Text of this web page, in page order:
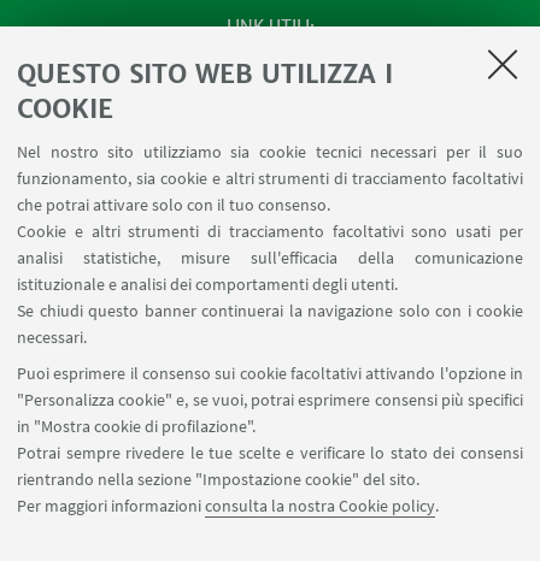
QUESTO SITO WEB UTILIZZA I
COOKIE
Nel nostro sito utilizziamo sia cookie tecnici necessari per il suo
funzionamento, sia cookie e altri strumenti di tracciamento facoltativi
che potrai attivare solo con il tuo consenso.
Cookie e altri strumenti di tracciamento facoltativi sono usati per
analisi statistiche, misure sull'efficacia della comunicazione
istituzionale e analisi dei comportamenti degli utenti.
Se chiudi questo banner continuerai la navigazione solo con i cookie
necessari.
Puoi esprimere il consenso sui cookie facoltativi attivando l'opzione in
"Personalizza cookie" e, se vuoi, potrai esprimere consensi più specifici
in "Mostra cookie di profilazione".
Potrai sempre rivedere le tue scelte e verificare lo stato dei consensi
rientrando nella sezione "Impostazione cookie" del sito.
Per maggiori informazioniconsulta la nostra Cookie policy.
LINK UTILI
Apps
Prenotazione Sale
Carta dei Servizi
SEGUI IL DIPARTIMENTO SU:
SEGUI UNIBO SU:
APP: